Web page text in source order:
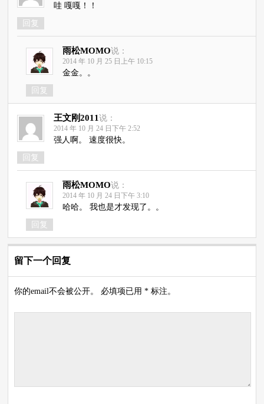
哇 嘎嘎！！
回复
雨松MOMO说：
2014 年 10 月 25 日上午 10:15
金金。。
回复
王文刚2011说：
2014 年 10 月 24 日下午 2:52
强人啊。 速度很快。
回复
雨松MOMO说：
2014 年 10 月 24 日下午 3:10
哈哈。 我也是才发现了。。
回复
留下一个回复
你的email不会被公开。 必填项已用 * 标注。